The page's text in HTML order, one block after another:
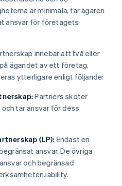
är minimala, tar ägaren
ansvar för företagets
innebär att två eller
ägandet av ett företag.
ytterligare enligt följande:
Partners sköter
tar ansvar för dess
(LP): Endast en
ansvar. De övriga
och begränsad